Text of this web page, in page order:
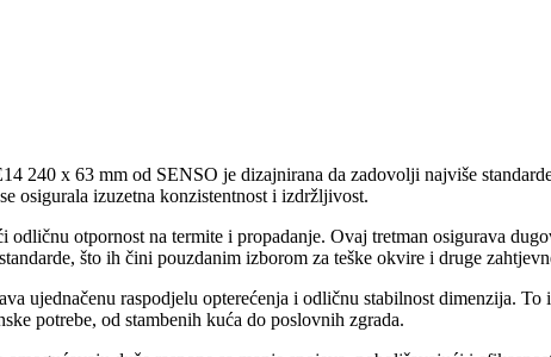
240 x 63 mm od SENSO je dizajnirana da zadovolji najviše
osigurala izuzetna konzistentnost i izdržljivost.
otpornost na termite i propadanje. Ovaj tretman osigurava
što ih čini pouzdanim izborom za teške okvire i druge
ujednačenu raspodjelu opterećenja i odličnu stabilnost dimenzija.
potrebe, od stambenih kuća do poslovnih zgrada.